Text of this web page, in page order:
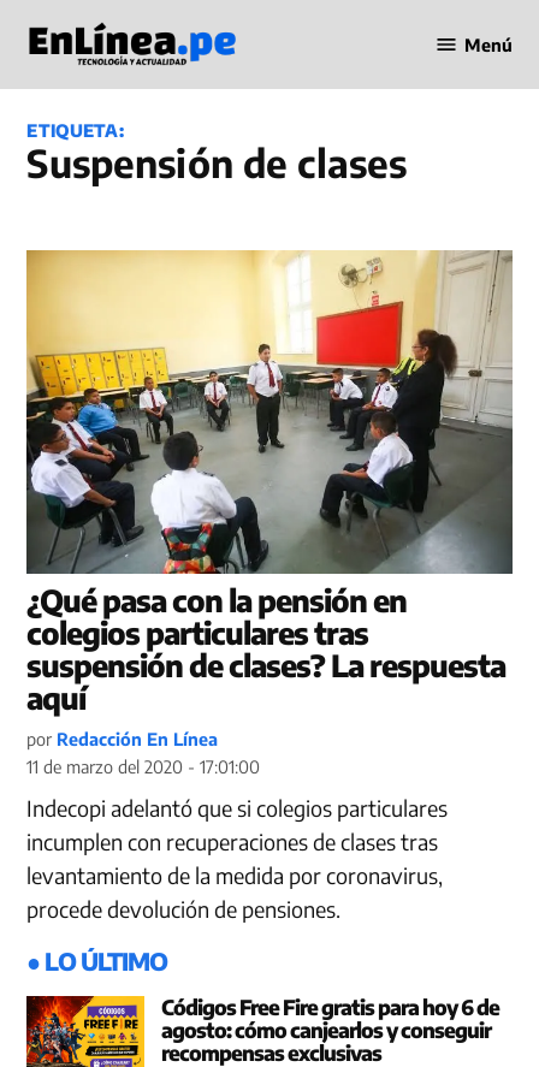
contenido
en Línea
Menú
ETIQUETA:
suspensión de clases
¿Qué pasa con la pensión en
colegios particulares tras
suspensión de clases? La respuesta
aquí
por Redacción En Línea
11 de marzo del 2020 - 17:01:00
Indecopi adelantó que si colegios particulares
incumplen con recuperaciones de clases tras
levantamiento de la medida por coronavirus,
procede devolución de pensiones.
● LO ÚLTIMO
Códigos Free Fire gratis para hoy 6 de
agosto: cómo canjearlos y conseguir
recompensas exclusivas